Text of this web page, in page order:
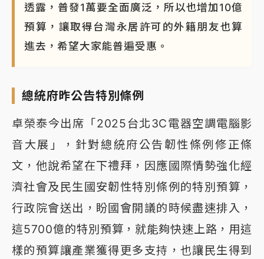
透露，普發1萬要全面廣泛，所以也增加10億
預算，讓取得台灣永居許可的外籍朋友也算
進去，希望大家能普遍受惠。
總統府昨公告特別條例
卓榮泰今出席「2025台北3C電器空調電腦影
音大展」，針對總統府公告韌性條例修正條
文，他說希望在下禮拜，因應國際情勢強化經
濟社會及民生國安韌性特別條例的特別預算，
行政院會送出，盼國會開議的時候盡速排入，
這5700億的特別預算，就能夠快速上路，用這
樣的預算讓產業獲得更多支持，也讓民生得到